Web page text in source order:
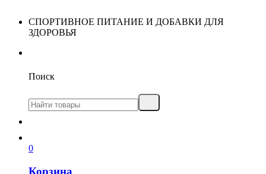
СПОРТИВНОЕ ПИТАНИЕ И ДОБАВКИ ДЛЯ
ЗДОРОВЬЯ
Поиск
0
Корзина